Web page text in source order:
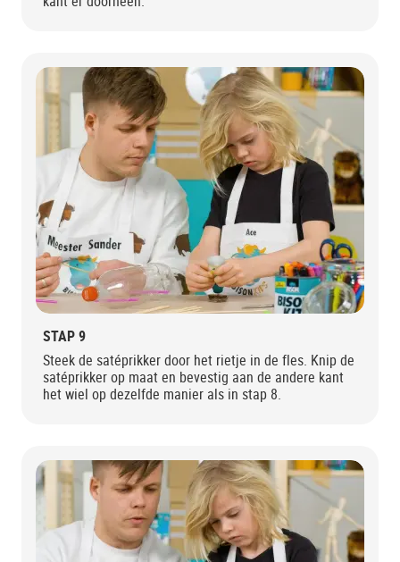
STAP 9
Steek de satéprikker door het rietje in de fles. Knip de
satéprikker op maat en bevestig aan de andere kant
het wiel op dezelfde manier als in stap 8.